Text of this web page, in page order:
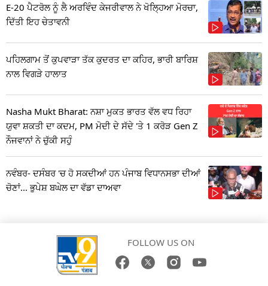
E-20 ਪੈਟਰੋਲ ਨੂੰ ਲੈ ਅਰਵਿੰਦ ਕੇਜਰੀਵਾਲ ਨੇ ਖੋਲ੍ਹਿਆ ਮੋਰਚਾ,
ਦਿੱਤੀ ਇਹ ਚੇਤਾਵਨੀ
ਪਹਿਲਗਾਮ ਤੋਂ ਕੁਪਵਾੜਾ ਤੱਕ ਕੁਦਰਤ ਦਾ ਕਹਿਰ, ਭਾਰੀ ਬਾਰਿਸ਼
ਨਾਲ ਵਿਗੜੇ ਹਾਲਾਤ
Nasha Mukt Bharat: ਨਸ਼ਾ ਮੁਕਤ ਭਾਰਤ ਵੱਲ ਵਧ ਰਿਹਾ
ਯੁਵਾ ਸ਼ਕਤੀ ਦਾ ਕਦਮ, PM ਮੋਦੀ ਦੇ ਸੱਦੇ 'ਤੇ 1 ਕਰੋੜ Gen Z
ਨੌਜਵਾਨਾਂ ਨੇ ਚੁੱਕੀ ਸਹੁੰ
ਨਵੰਬਰ- ਦਸੰਬਰ 'ਚ ਹੋ ਸਕਦੀਆਂ ਹਨ ਪੰਜਾਬ ਵਿਧਾਨਸਭਾ ਦੀਆਂ
ਚੋਣਾਂ... ਭੁਪੇਸ਼ ਬਘੇਲ ਦਾ ਵੱਡਾ ਦਾਅਵਾ
FOLLOW US ON